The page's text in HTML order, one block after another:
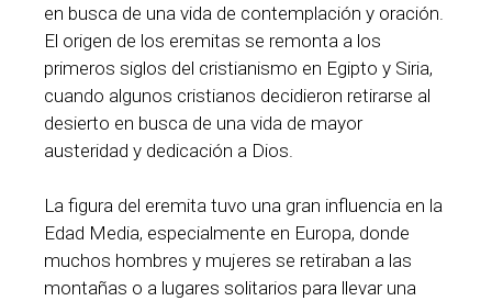
en busca de una vida de contemplación y oración.
El origen de los eremitas se remonta a los
primeros siglos del cristianismo en Egipto y Siria,
cuando algunos cristianos decidieron retirarse al
desierto en busca de una vida de mayor
austeridad y dedicación a Dios.
La figura del eremita tuvo una gran influencia en la
Edad Media, especialmente en Europa, donde
muchos hombres y mujeres se retiraban a las
montañas o a lugares solitarios para llevar una